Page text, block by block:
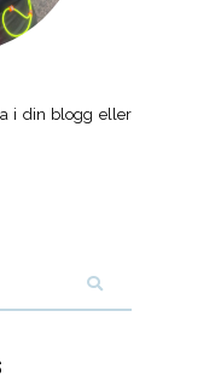
i din blogg eller